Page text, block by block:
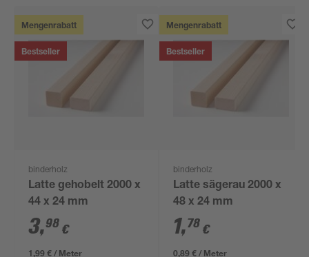
Mengenrabatt
Bestseller
binderholz
Latte gehobelt 2000 x
44 x 24 mm
3,98 €
1,99 € / Meter
Mengenrabatt
Bestseller
binderholz
Latte sägerau 2000 x
48 x 24 mm
1,78 €
0,89 € / Meter